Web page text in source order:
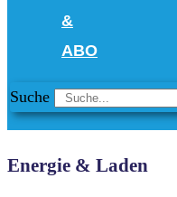
&
ABO
Suche
Energie & Laden